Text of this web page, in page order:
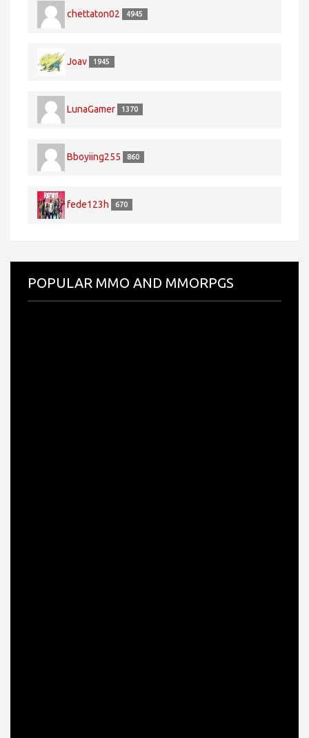
chettaton02 4945
Joav 1945
LunaGamer 1370
Bboyiing255 860
fede123h 670
POPULAR MMO AND MMORPGS